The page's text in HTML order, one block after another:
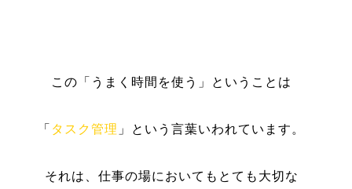
この「うまく時間を使う」ということは
「 タスク管理 」という言葉いわれています。
それは、仕事の場においてもとても大切な